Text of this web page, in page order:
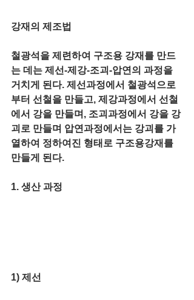
강재의 제조법
철광석을 제련하여 구조용 강재를 만드
는 데는 제선-제강-조괴-압연의 과정을
거치게 된다. 제선과정에서 철광석으로
부터 선철을 만들고, 제강과정에서 선철
에서 강을 만들며, 조괴과정에서 강을 강
괴로 만들며 압연과정에서는 강괴를 가
열하여 정하여진 형태로 구조용강재를
만들게 된다.
1. 생산 과정
1) 제선